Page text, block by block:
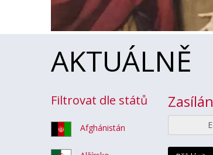
AKTUÁLNĚ
Filtrovat dle států
Afghánistán